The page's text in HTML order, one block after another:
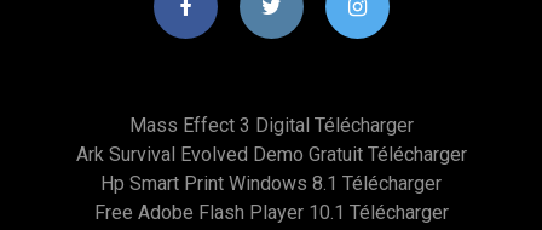
Mass Effect 3 Digital Télécharger
Ark Survival Evolved Demo Gratuit Télécharger
Hp Smart Print Windows 8.1 Télécharger
Free Adobe Flash Player 10.1 Télécharger